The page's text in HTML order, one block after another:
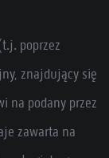
poprzez
znajdujący się
na podany przez
zawarta na